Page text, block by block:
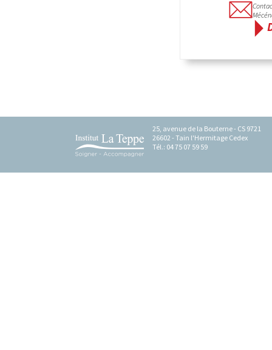
25, avenue de la Bouterne - CS 9721
26602 - Tain l'Hermitage Cedex
Tél.: 04 75 07 59 59